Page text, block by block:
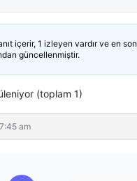
içerir, 1 izleyen vardır ve en son
güncellenmiştir.
(toplam 1)
am